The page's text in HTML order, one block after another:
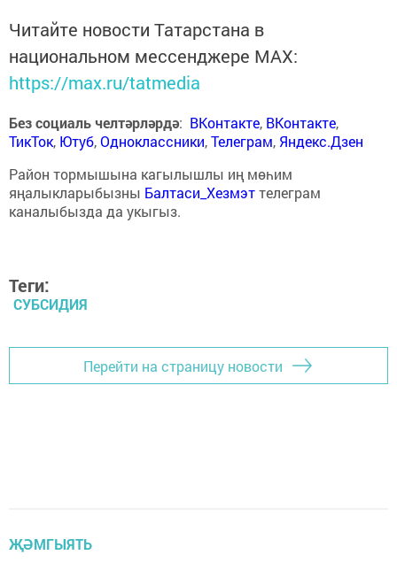
Читайте новости Татарстана в
национальном мессенджере MАХ:
https://max.ru/tatmedia
Без социаль челтәрләрдә: ВКонтакте, ВКонтакте,
ТикТок, Ютуб,Одноклассники,Телеграм, Яндекс.Дзен
Район тормышына кагылышлы иң мөһим
яңалыкларыбызны Балтаси_Хезмэттелеграм
каналыбызда да укыгыз.
Теги:
СУБСИДИЯ
Перейти на страницу новости
ҖӘМГЫЯТЬ